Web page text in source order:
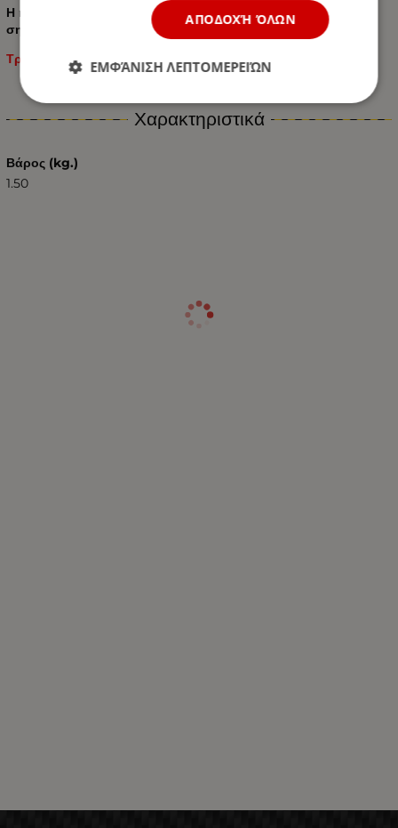
Η ηλεκτρική σκούπα διαθέτει ακροφύσιο για δυσπρόσιτα
σημεία.
Τροφοδοσία: 12V στον αναπτήρα αυτοκινήτου
Χαρακτηριστικά
Βάρος (kg.)
1.50
ΑΠΟΔΟΧΉ ΌΛΩΝ
ΕΜΦΆΝΙΣΗ ΛΕΠΤΟΜΕΡΕΙΏΝ